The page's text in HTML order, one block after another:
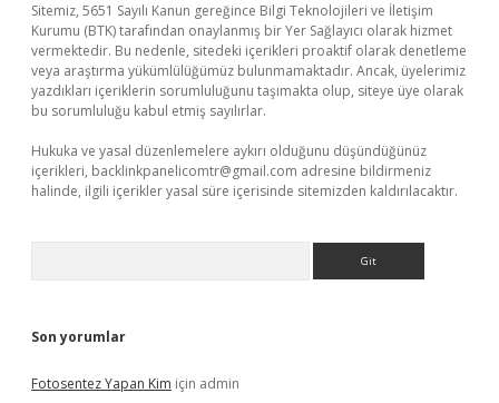
Sitemiz, 5651 Sayılı Kanun gereğince Bilgi Teknolojileri ve İletişim
Kurumu (BTK) tarafından onaylanmış bir Yer Sağlayıcı olarak hizmet
vermektedir. Bu nedenle, sitedeki içerikleri proaktif olarak denetleme
veya araştırma yükümlülüğümüz bulunmamaktadır. Ancak, üyelerimiz
yazdıkları içeriklerin sorumluluğunu taşımakta olup, siteye üye olarak
bu sorumluluğu kabul etmiş sayılırlar.
Hukuka ve yasal düzenlemelere aykırı olduğunu düşündüğünüz
içerikleri, backlinkpanelicomtr@gmail.com adresine bildirmeniz
halinde, ilgili içerikler yasal süre içerisinde sitemizden kaldırılacaktır.
Son yorumlar
Fotosentez Yapan Kim için admin